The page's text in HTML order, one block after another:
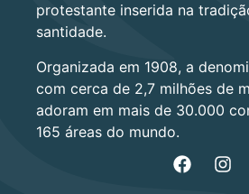
protestante inserida na
santidade.
Organizada em 1908, a
com cerca de 2,7 milhões de
adoram em mais de 30.000
165 áreas do mundo.